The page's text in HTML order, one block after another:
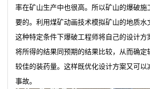
率在矿山生产中也很高。所以矿山的爆破施
要的。利用煤矿动画技术模拟矿山的地质水
这种特定条件下爆破工程师将自己的设计方
将所得的结果同预期的结果比较，从而确定
较佳的装药量。这样既优化设计方案又可以
事故。